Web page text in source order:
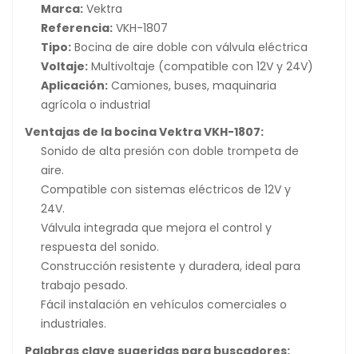
Marca: Vektra
Referencia: VKH-1807
Tipo: Bocina de aire doble con válvula eléctrica
Voltaje: Multivoltaje (compatible con 12V y 24V)
Aplicación: Camiones, buses, maquinaria
agrícola o industrial
Ventajas de la bocina Vektra VKH-1807:
Sonido de alta presión con doble trompeta de
aire.
Compatible con sistemas eléctricos de 12V y
24V.
Válvula integrada que mejora el control y
respuesta del sonido.
Construcción resistente y duradera, ideal para
trabajo pesado.
Fácil instalación en vehículos comerciales o
industriales.
Palabras clave sugeridas para buscadores: